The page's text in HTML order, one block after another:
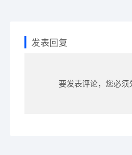
发表回复
要发表评论，您必须